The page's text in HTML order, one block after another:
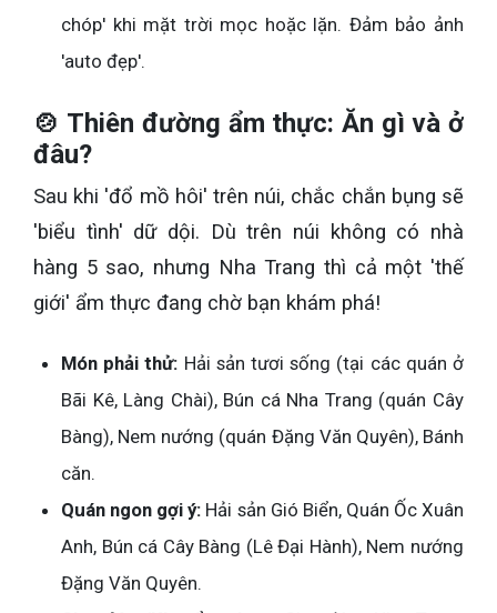
chóp' khi mặt trời mọc hoặc lặn. Đảm bảo ảnh
'auto đẹp'.
🍲 Thiên đường ẩm thực: Ăn gì và ở
đâu?
Sau khi 'đổ mồ hôi' trên núi, chắc chắn bụng sẽ
'biểu tình' dữ dội. Dù trên núi không có nhà
hàng 5 sao, nhưng Nha Trang thì cả một 'thế
giới' ẩm thực đang chờ bạn khám phá!
Món phải thử: Hải sản tươi sống (tại các quán ở
Bãi Kê, Làng Chài), Bún cá Nha Trang (quán Cây
Bàng), Nem nướng (quán Đặng Văn Quyên), Bánh
căn.
Quán ngon gợi ý: Hải sản Gió Biển, Quán Ốc Xuân
Anh, Bún cá Cây Bàng (Lê Đại Hành), Nem nướng
Đặng Văn Quyên.